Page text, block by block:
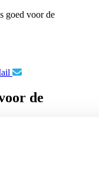
goed voor de
de